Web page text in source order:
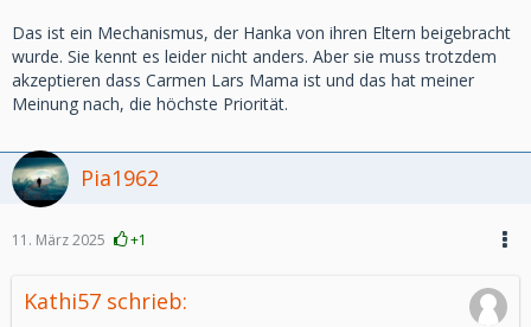
Das ist ein Mechanismus, der Hanka von ihren Eltern beigebracht
wurde. Sie kennt es leider nicht anders. Aber sie muss trotzdem
akzeptieren dass Carmen Lars Mama ist und das hat meiner
Meinung nach, die höchste Priorität.
Pia1962
11. März 2025 +1
Kathi57 schrieb: